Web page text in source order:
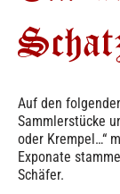
Auf den
Sammlerstücke
oder Krempel…“
Exponate
Schäfer.